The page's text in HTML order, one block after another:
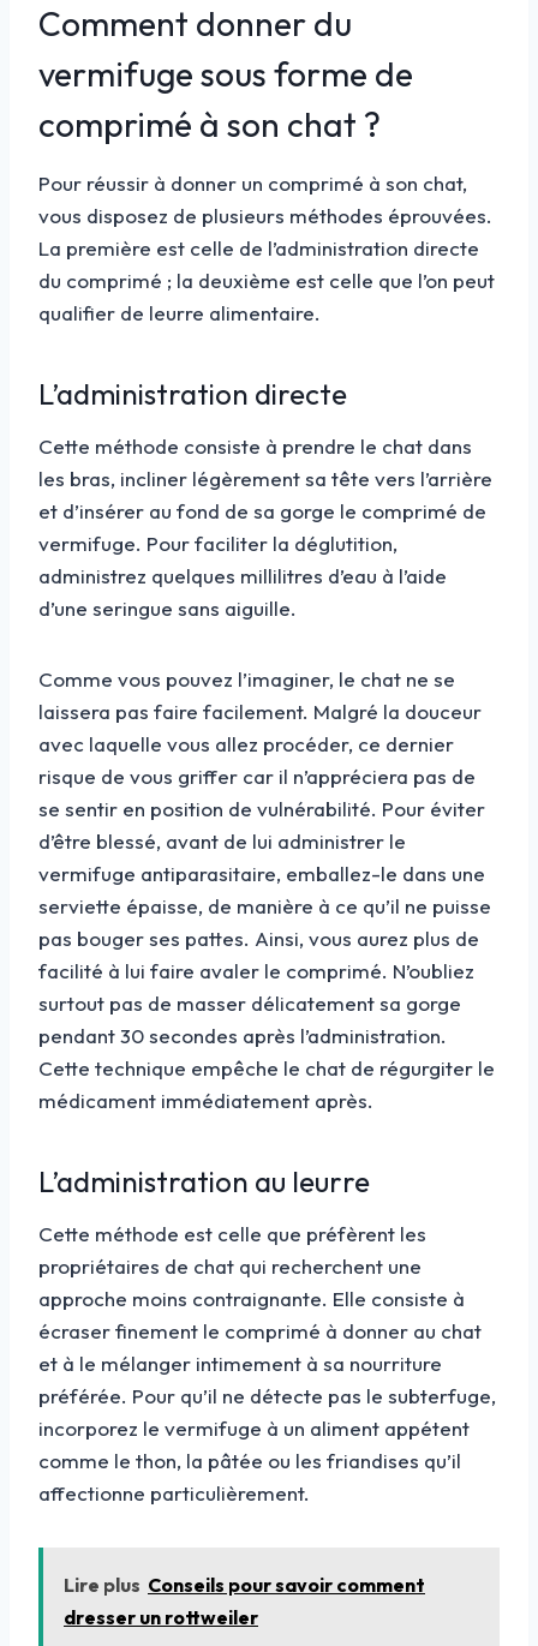
Comment donner du
vermifuge sous forme de
comprimé à son chat ?
Pour réussir à donner un comprimé à son chat,
vous disposez de plusieurs méthodes éprouvées.
La première est celle de l’administration directe
du comprimé ; la deuxième est celle que l’on peut
qualifier de leurre alimentaire.
L’administration directe
Cette méthode consiste à prendre le chat dans
les bras, incliner légèrement sa tête vers l’arrière
et d’insérer au fond de sa gorge le comprimé de
vermifuge. Pour faciliter la déglutition,
administrez quelques millilitres d’eau à l’aide
d’une seringue sans aiguille.
Comme vous pouvez l’imaginer, le chat ne se
laissera pas faire facilement. Malgré la douceur
avec laquelle vous allez procéder, ce dernier
risque de vous griffer car il n’appréciera pas de
se sentir en position de vulnérabilité. Pour éviter
d’être blessé, avant de lui administrer le
vermifuge antiparasitaire, emballez-le dans une
serviette épaisse, de manière à ce qu’il ne puisse
pas bouger ses pattes. Ainsi, vous aurez plus de
facilité à lui faire avaler le comprimé. N’oubliez
surtout pas de masser délicatement sa gorge
pendant 30 secondes après l’administration.
Cette technique empêche le chat de régurgiter le
médicament immédiatement après.
L’administration au leurre
Cette méthode est celle que préfèrent les
propriétaires de chat qui recherchent une
approche moins contraignante. Elle consiste à
écraser finement le comprimé à donner au chat
et à le mélanger intimement à sa nourriture
préférée. Pour qu’il ne détecte pas le subterfuge,
incorporez le vermifuge à un aliment appétent
comme le thon, la pâtée ou les friandises qu’il
affectionne particulièrement.
Lire plus Conseils pour savoir comment
dresser un rottweiler